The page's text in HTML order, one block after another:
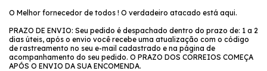
O Melhor fornecedor de todos ! O verdadeiro atacado está aqui.
PRAZO DE ENVIO: Seu pedido é despachado dentro do prazo de: 1 a 2
dias úteis, após o envio você recebe uma atualização com o código
de rastreamento no seu e-mail cadastrado e na página de
acompanhamento do seu pedido. O PRAZO DOS CORREIOS COMEÇA
APÓS O ENVIO DA SUA ENCOMENDA.